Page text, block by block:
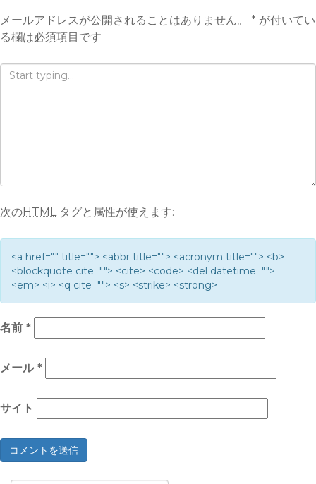
メールアドレスが公開されることはありません。 * が付いてい
る欄は必須項目です
次のHTMLタグと属性が使えます:
<a href="" title=""> <abbr title=""> <acronym title=""> <b>
<blockquote cite=""> <cite> <code> <del datetime="">
<em> <i> <q cite=""> <s> <strike> <strong>
名前 *
メール *
サイト